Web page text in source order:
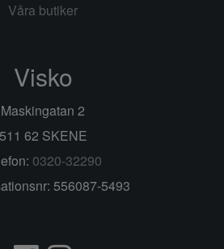
Våra butiker
Visko
Maskingatan 2
511 62 SKENE
0320-32290
556087-5493